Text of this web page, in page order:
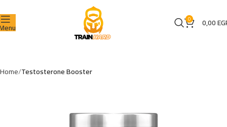
0 0,00
Home Testosterone Booster